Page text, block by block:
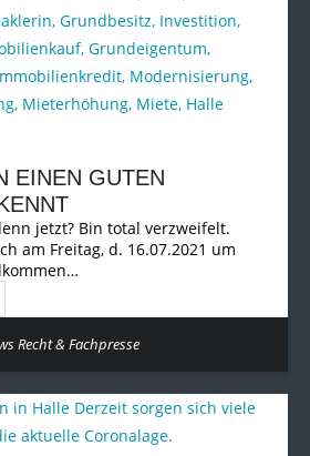
EINEN GUTEN
jetzt? Bin total verzweifelt.
am Freitag, d. 16.07.2021 um
Recht & Fachpresse